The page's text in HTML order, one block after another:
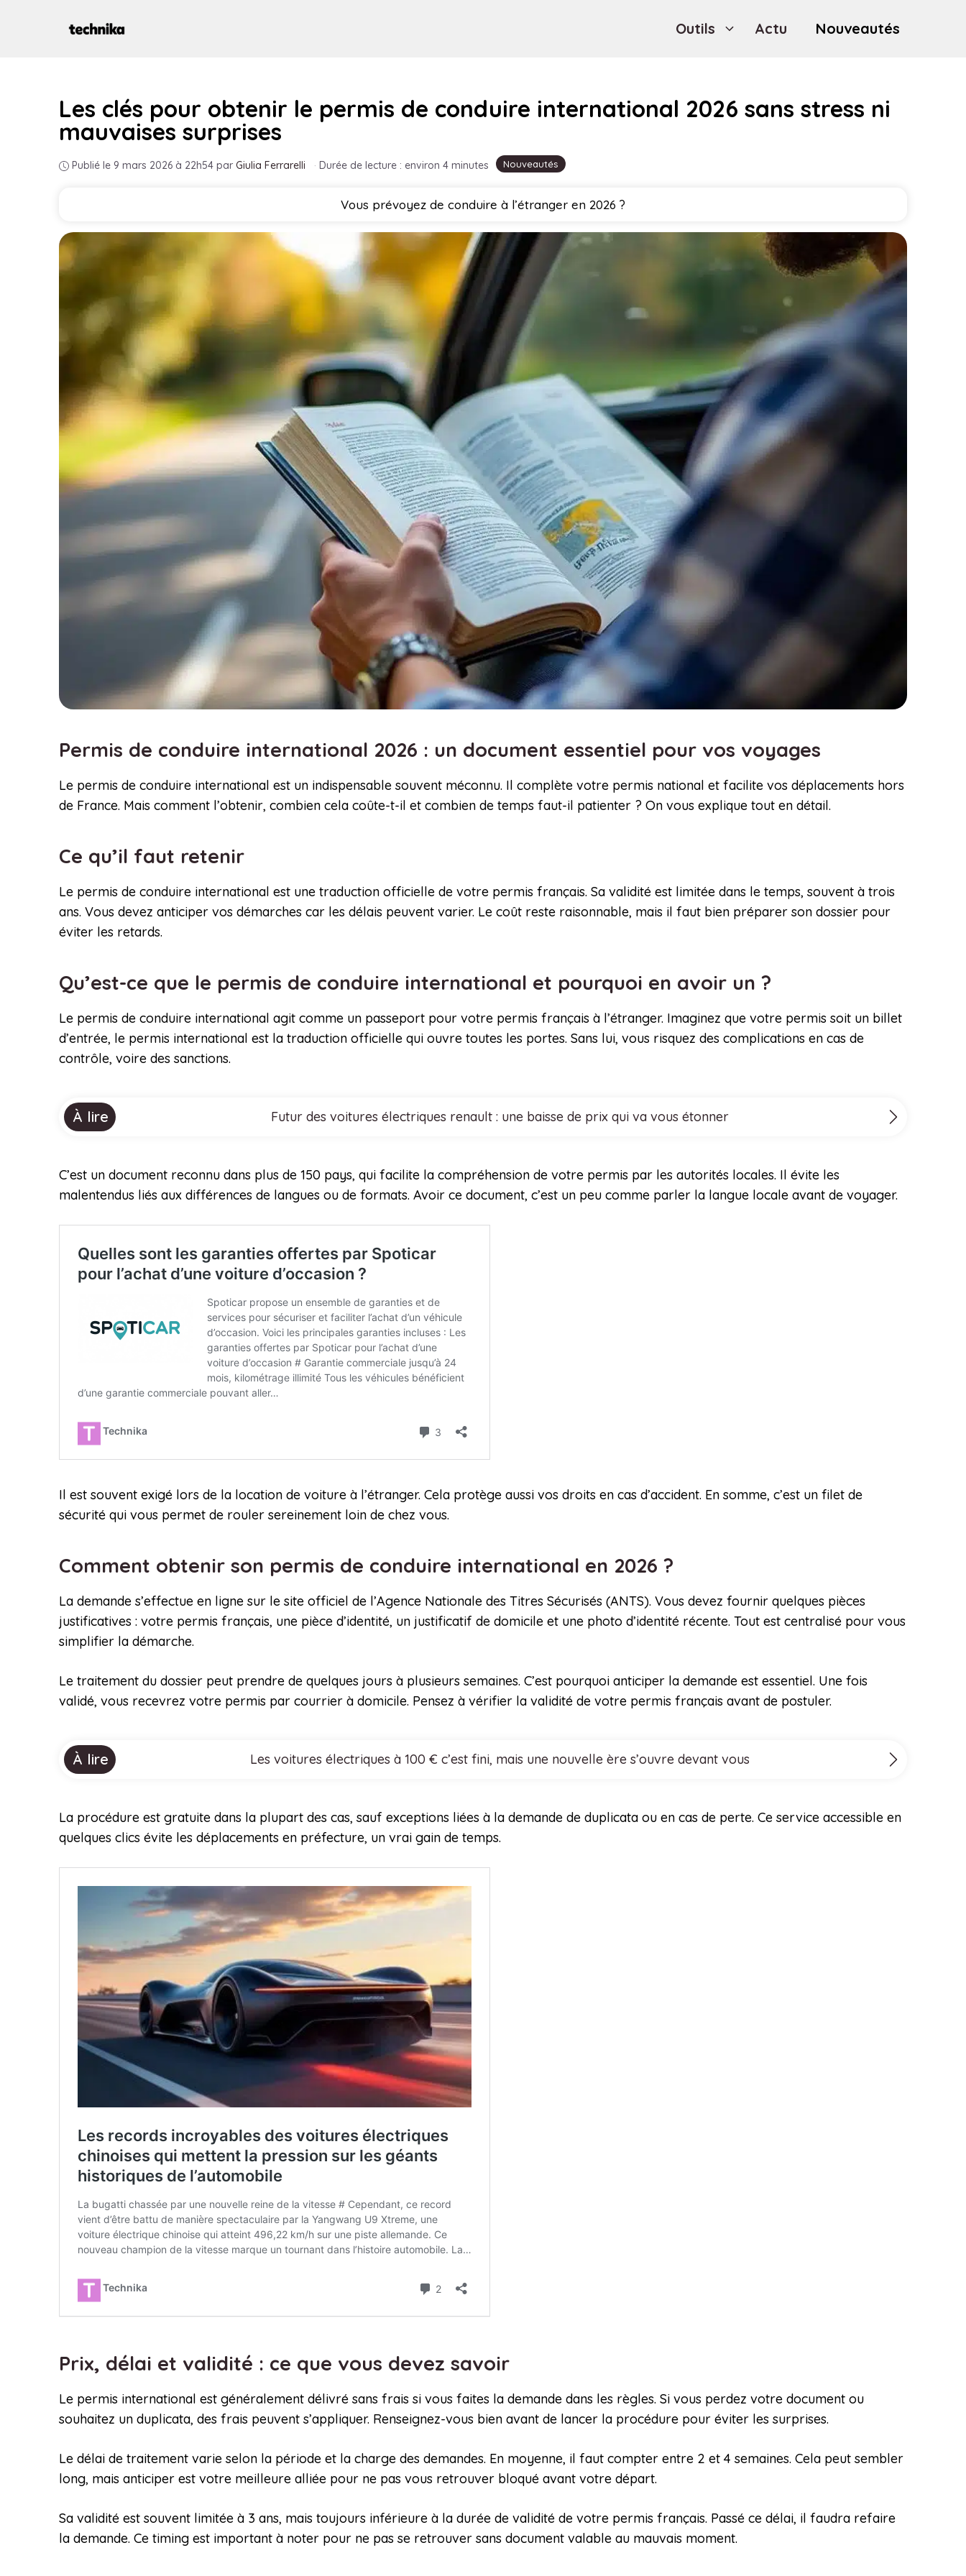
Outils Actu Nouveautés
Nouveautés
Les clés pour obtenir le permis de conduire international 2026 sans stress ni
mauvaises surprises
Publié le 9 mars 2026 à 22h54 par Giulia Ferrarelli · Durée de lecture : environ 4 minutes
Vous prévoyez de conduire à l’étranger en 2026 ?
Permis de conduire international 2026 : un document essentiel pour vos voyages
Le permis de conduire international est un indispensable souvent méconnu. Il complète votre permis national et facilite vos déplacements hors
de France. Mais comment l’obtenir, combien cela coûte-t-il et combien de temps faut-il patienter ? On vous explique tout en détail.
Ce qu’il faut retenir
Le permis de conduire international est une traduction officielle de votre permis français. Sa validité est limitée dans le temps, souvent à trois
ans. Vous devez anticiper vos démarches car les délais peuvent varier. Le coût reste raisonnable, mais il faut bien préparer son dossier pour
éviter les retards.
Qu’est-ce que le permis de conduire international et pourquoi en avoir un ?
Le permis de conduire international agit comme un passeport pour votre permis français à l’étranger. Imaginez que votre permis soit un billet
d’entrée, le permis international est la traduction officielle qui ouvre toutes les portes. Sans lui, vous risquez des complications en cas de
contrôle, voire des sanctions.
À lire Futur des voitures électriques renault : une baisse de prix qui va vous étonner
C’est un document reconnu dans plus de 150 pays, qui facilite la compréhension de votre permis par les autorités locales. Il évite les
malentendus liés aux différences de langues ou de formats. Avoir ce document, c’est un peu comme parler la langue locale avant de voyager.
Il est souvent exigé lors de la location de voiture à l’étranger. Cela protège aussi vos droits en cas d’accident. En somme, c’est un filet de
sécurité qui vous permet de rouler sereinement loin de chez vous.
Comment obtenir son permis de conduire international en 2026 ?
La demande s’effectue en ligne sur le site officiel de l’Agence Nationale des Titres Sécurisés (ANTS). Vous devez fournir quelques pièces
justificatives : votre permis français, une pièce d’identité, un justificatif de domicile et une photo d’identité récente. Tout est centralisé pour vous
simplifier la démarche.
Le traitement du dossier peut prendre de quelques jours à plusieurs semaines. C’est pourquoi anticiper la demande est essentiel. Une fois
validé, vous recevrez votre permis par courrier à domicile. Pensez à vérifier la validité de votre permis français avant de postuler.
À lire Les voitures électriques à 100 € c’est fini, mais une nouvelle ère s’ouvre devant vous
La procédure est gratuite dans la plupart des cas, sauf exceptions liées à la demande de duplicata ou en cas de perte. Ce service accessible en
quelques clics évite les déplacements en préfecture, un vrai gain de temps.
Prix, délai et validité : ce que vous devez savoir
Le permis international est généralement délivré sans frais si vous faites la demande dans les règles. Si vous perdez votre document ou
souhaitez un duplicata, des frais peuvent s’appliquer. Renseignez-vous bien avant de lancer la procédure pour éviter les surprises.
Le délai de traitement varie selon la période et la charge des demandes. En moyenne, il faut compter entre 2 et 4 semaines. Cela peut sembler
long, mais anticiper est votre meilleure alliée pour ne pas vous retrouver bloqué avant votre départ.
Sa validité est souvent limitée à 3 ans, mais toujours inférieure à la durée de validité de votre permis français. Passé ce délai, il faudra refaire
la demande. Ce timing est important à noter pour ne pas se retrouver sans document valable au mauvais moment.